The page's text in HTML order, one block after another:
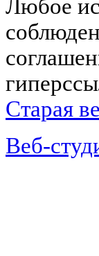
Любое
Старая
Веб-